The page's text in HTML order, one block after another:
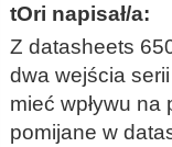
tOri napisał/a:
Z datasheets
dwa wejścia
mieć wpływu
pomijane w